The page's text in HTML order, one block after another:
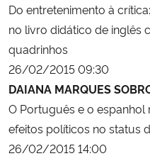
Do entretenimento à
no livro didático de inglês
quadrinhos
26/02/2015 09:30
DAIANA MARQUES
O Português e o
efeitos políticos no status
26/02/2015 14:00